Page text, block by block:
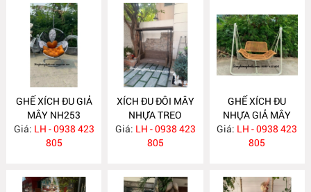
GHẾ XÍCH ĐU GIẢ
MÂY NH253
Giá: LH - 0938 423
805
XÍCH ĐU ĐÔI MÂY
NHỰA TREO
NGOÀI TRỜI
NH252
Giá: LH - 0938 423
805
GHẾ XÍCH ĐU
NHỰA GIẢ MÂY
NGOÀI TRỜI
NH251
Giá: LH - 0938 423
805